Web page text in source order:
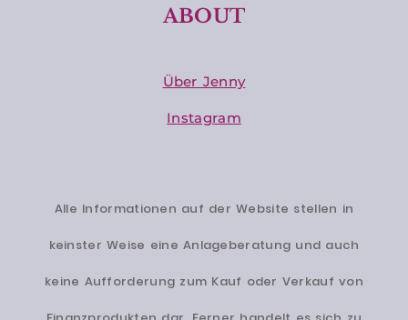
ABOUT
Über Jenny
Instagram
Alle Informationen auf der Website stellen in
keinster Weise eine Anlageberatung und auch
keine Aufforderung zum Kauf oder Verkauf von